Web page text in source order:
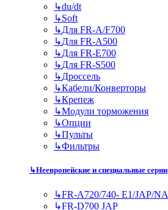
↳du/dt
↳Soft
↳Для FR-A/F700
↳Для FR-A500
↳Для FR-E700
↳Для FR-S500
↳Дроссель
↳Кабели/Конверторы
↳Крепеж
↳Модули торможения
↳Опции
↳Пульты
↳Фильтры
↳Неевропейские и специальные серии
↳FR-A720/740- E1/JAP/NA
↳FR-D700 JAP